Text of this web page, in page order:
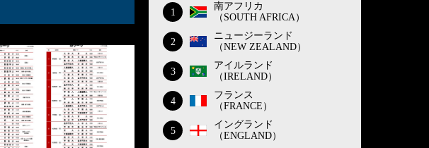
1
南アフリカ
（SOUTH AFRICA）
2
ニュージーランド
（NEW ZEALAND）
3
アイルランド
（IRELAND）
4
フランス
（FRANCE）
5
イングランド
（ENGLAND）